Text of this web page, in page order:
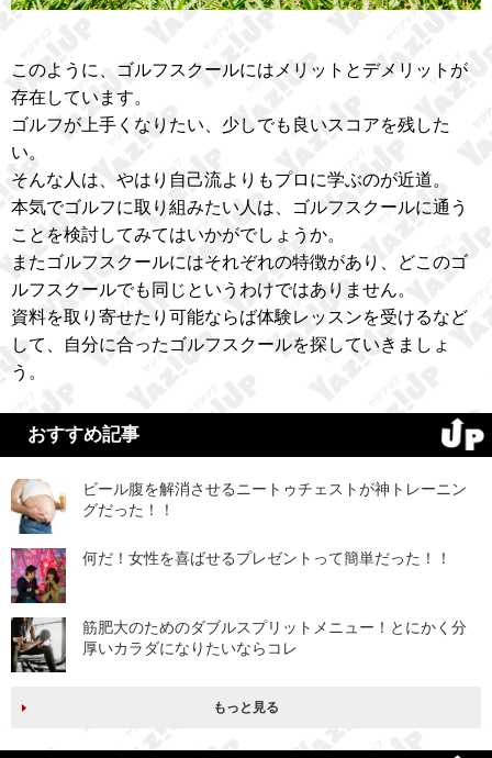
このように、ゴルフスクールにはメリットとデメリットが
存在しています。
ゴルフが上手くなりたい、少しでも良いスコアを残した
い。
そんな人は、やはり自己流よりもプロに学ぶのが近道。
本気でゴルフに取り組みたい人は、ゴルフスクールに通う
ことを検討してみてはいかがでしょうか。
またゴルフスクールにはそれぞれの特徴があり、どこのゴ
ルフスクールでも同じというわけではありません。
資料を取り寄せたり可能ならば体験レッスンを受けるなど
して、自分に合ったゴルフスクールを探していきましょ
う。
おすすめ記事
ビール腹を解消させるニートゥチェストが神トレーニン
グだった！！
何だ！女性を喜ばせるプレゼントって簡単だった！！
筋肥大のためのダブルスプリットメニュー！とにかく分
厚いカラダになりたいならコレ
もっと見る